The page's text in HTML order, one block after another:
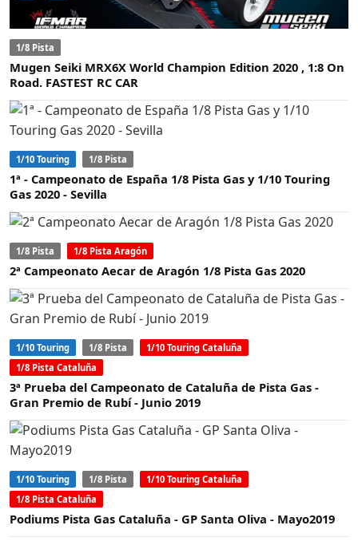
1/8 Pista
Mugen Seiki MRX6X World Champion Edition 2020 , 1:8 On
Road. FASTEST RC CAR
1/10 Touring 1/8 Pista
1ª - Campeonato de España 1/8 Pista Gas y 1/10 Touring
Gas 2020 - Sevilla
1/8 Pista 1/8 Pista Aragón
2ª Campeonato Aecar de Aragón 1/8 Pista Gas 2020
1/10 Touring 1/8 Pista
1/10 Touring Cataluña
1/8 Pista Cataluña
3ª Prueba del Campeonato de Cataluña de Pista Gas -
Gran Premio de Rubí - Junio 2019
1/10 Touring 1/8 Pista
1/10 Touring Cataluña
1/8 Pista Cataluña
Podiums Pista Gas Cataluña - GP Santa Oliva - Mayo2019